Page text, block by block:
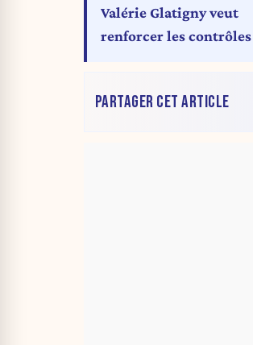
Valérie Glatigny veut
renforcer les contrôles
PARTAGER CET ARTICLE